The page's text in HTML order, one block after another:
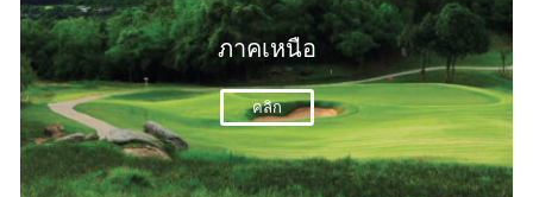
ภาคเหนือ
คลิก